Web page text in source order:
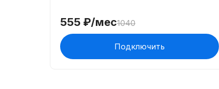
555 ₽/мес1040
Подключить